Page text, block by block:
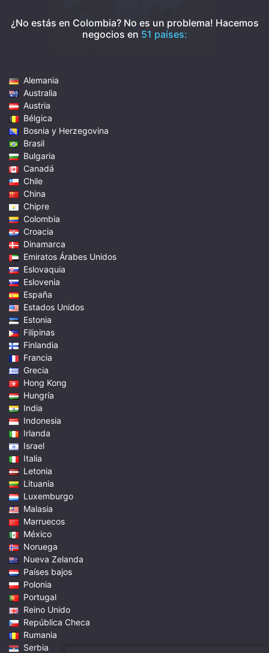
¿No estás en Colombia? No es un problema! Hacemos
negocios en 51 países:
Alemania
Australia
Austria
Bélgica
Bosnia y Herzegovina
Brasil
Bulgaria
Canadá
Chile
China
Chipre
Colombia
Croacia
Dinamarca
Emiratos Árabes Unidos
Eslovaquia
Eslovenia
España
Estados Unidos
Estonia
Filipinas
Finlandia
Francia
Grecia
Hong Kong
Hungría
India
Indonesia
Irlanda
Israel
Italia
Letonia
Lituania
Luxemburgo
Malasia
Marruecos
México
Noruega
Nueva Zelanda
Países bajos
Polonia
Portugal
Reino Unido
República Checa
Rumania
Serbia